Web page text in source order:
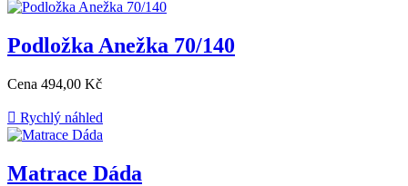
Podložka Anežka 70/140
Cena 494,00 Kč
 Rychlý náhled
Matrace Dáda